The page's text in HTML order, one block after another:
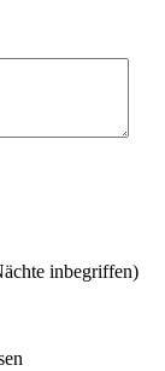
inbegriffen)